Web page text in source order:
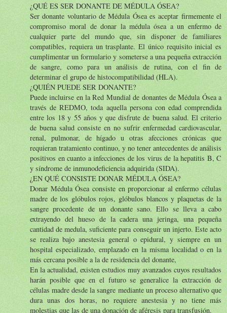
¿QUÉ ES SER DONANTE DE MÉDULA ÓSEA?
Ser donante voluntario de Médula Ósea es aceptar firmemente el
compromiso moral de donar la médula ósea a un enfermo de
cualquier parte del mundo que, sin disponer de familiares
compatibles, requiera un trasplante. El único requisito inicial es
cumplimentar un formulario y someterse a una pequeña extracción
de sangre, como para un análisis de rutina, con el fin de
determinar el grupo de histocompatibilidad (HLA).
¿QUIÉN PUEDE SER DONANTE?
Puede incluirse en la Red Mundial de donantes de Médula Ósea a
través de REDMO, toda aquella persona con edad comprendida
entre los 18 y 55 años y que disfrute de buena salud. El criterio
de buena salud consiste en no sufrir enfermedad cardiovascular,
renal, pulmonar, de hígado u otras afecciones crónicas que
requieran tratamiento continuo, y no tener antecedentes de análisis
positivos en cuanto a infecciones de los virus de la hepatitis B, C
y síndrome de inmunodeficiencia adquirida (SIDA).
¿EN QUÉ CONSISTE DONAR MÉDULA ÓSEA?
Donar Médula Ósea consiste en proporcionar al enfermo células
madre de los glóbulos rojos, glóbulos blancos y plaquetas de la
sangre procedente de un donante sano. Ello se lleva a cabo
extrayendo del hueso de la cadera una jeringa, una pequeña
cantidad de medula, suficiente para conseguir un injerto. Este acto
se realiza bajo anestesia general o epidural, y siempre en un
hospital especializado, emplazado en la misma localidad o en la
más cercana posible a la de residencia del donante,
En la actualidad, existen estudios muy avanzados cuyos resultados
harán posible que en el futuro se generalice la extracción de
células madre desde la sangre mediante un proceso alternativo que
dura unas dos horas, no requiere anestesia y no tiene más
molestias que las de una donación de aféresis para transfusión.